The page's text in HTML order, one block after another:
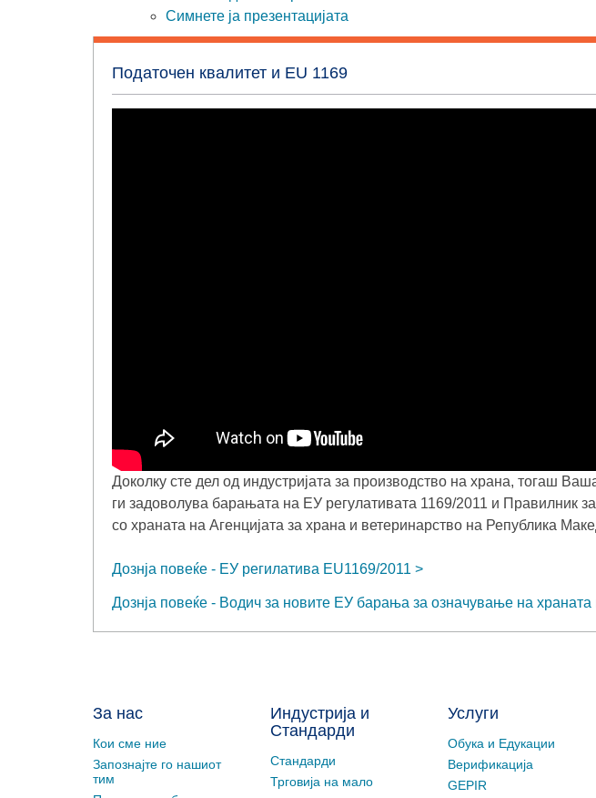
Симнете ја презентацијата
Податочен квалитет и EU 1169
Доколку сте дел од индустријата за производство на храна, тогаш
ги задоволува барањата на ЕУ регулативата 1169/2011 и Правилник
со храната на Агенцијата за храна и ветеринарство на Република
Дознја повеќе - ЕУ регилатива EU1169/2011
Дознја повеќе - Водич за новите ЕУ барања за означување на
За нас
Кои сме ние
Запознајте го нашиот
тим
Индустрија и
Стандарди
Стандарди
Трговија на мало
Услуги
Обука и Едукации
Верификација
GEPIR